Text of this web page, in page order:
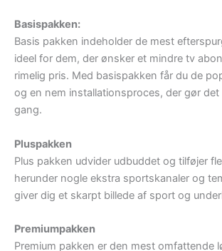
Basispakken:
Basis pakken indeholder de mest
ideel for dem, der ønsker et mindre tv
rimelig pris. Med basispakken får du de
og en nem installationsproces, der gør det
gang.
Pluspakken
Plus pakken udvider udbuddet og tilføjer
herunder nogle ekstra sportskanaler og
giver dig et skarpt billede af sport og
Premiumpakken
Premium pakken er den mest omfattende